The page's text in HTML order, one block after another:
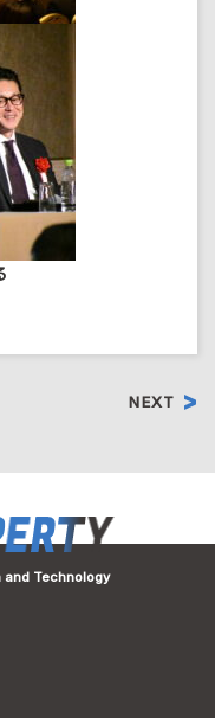
NEXT
and Technology